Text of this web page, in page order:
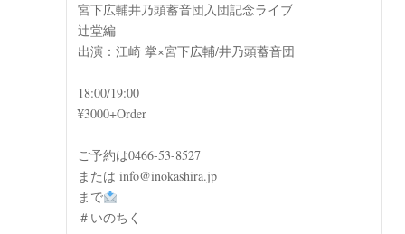
宮下広輔井乃頭蓄音団入団記念ライブ
辻堂編
出演：江崎 掌×宮下広輔/井乃頭蓄音団
18:00/19:00
¥3000+Order
ご予約は0466-53-8527
または info@inokashira.jp
まで
＃いのちく